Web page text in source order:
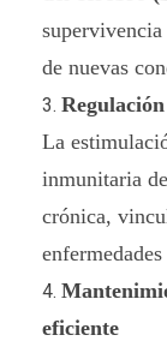
o
d
e
g
e
n
e
de nuevas
La
inmunitaria
crónica,
eficiente